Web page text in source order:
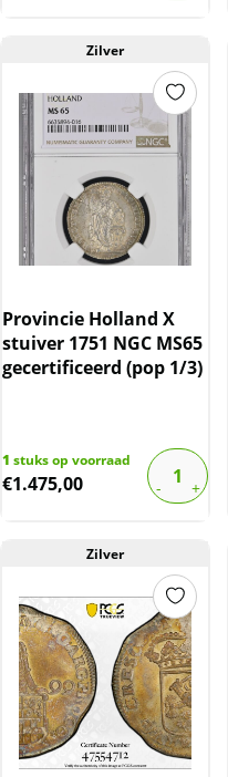
Zilver
Provincie Holland X
stuiver 1751 NGC MS65
gecertificeerd (pop 1/3)
1 stuks op voorraad
€1.475,00
Zilver